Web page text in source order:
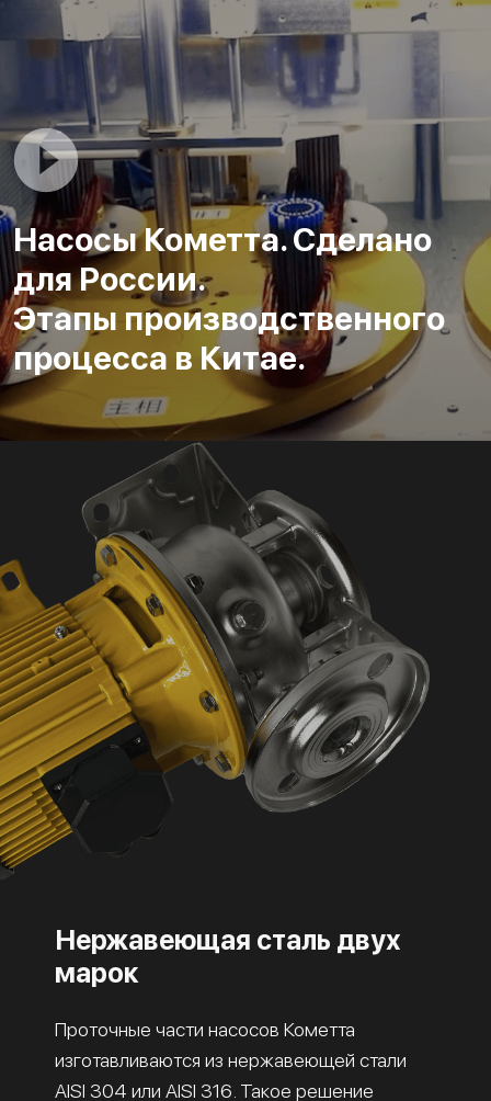
Насосы Кометта. Сделано
для России.
Этапы производственного
процесса в Китае.
Нержавеющая сталь двух
марок
Проточные части насосов Кометта
изготавливаются из нержавеющей стали
AISI 304 или AISI 316. Такое решение